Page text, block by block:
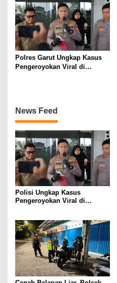
Berknalpot Tidak Sesuai
Spesifikasi Teknis
Polres Garut Ungkap Kasus
Pengeroyokan Viral di
News Feed
Polisi Ungkap Kasus
Pengeroyokan Viral di